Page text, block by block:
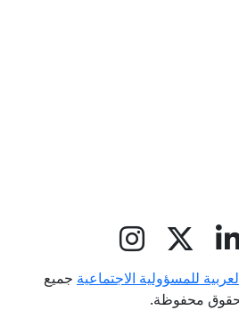
للمسؤولية الاجتماعية جميع
محفوظة.